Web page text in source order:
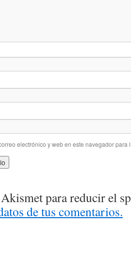
electrónico y web en este navegador para
para reducir el
de tus comentarios.